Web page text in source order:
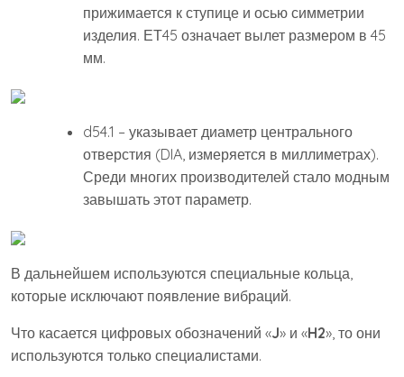
прижимается к ступице и осью симметрии
изделия. ЕТ45 означает вылет размером в 45
мм.
d54.1 – указывает диаметр центрального
отверстия (DIA, измеряется в миллиметрах).
Среди многих производителей стало модным
завышать этот параметр.
В дальнейшем используются специальные кольца,
которые исключают появление вибраций.
Что касается цифровых обозначений «J» и «H2», то они
используются только специалистами.